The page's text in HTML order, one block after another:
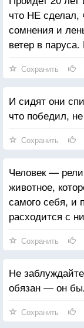
что НЕ сделал,
сомнения и
ветер в
Сохранить
И сидят они
что победил,
Сохранить
Человек —
животное,
самого себя, и
расходится с
Сохранить
Не
обязан — он
Сохранить